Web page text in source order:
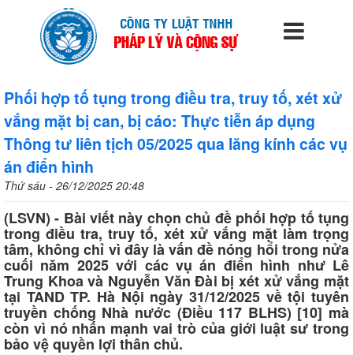
Phối hợp tố tụng trong điều tra, truy tố, xét xử
vắng mặt bị can, bị cáo: Thực tiễn áp dụng
Thông tư liên tịch 05/2025 qua lăng kính các vụ
án điển hình
Thứ sáu - 26/12/2025 20:48
(LSVN) - Bài viết này chọn chủ đề phối hợp tố tụng
trong điều tra, truy tố, xét xử vắng mặt làm trọng
tâm, không chỉ vì đây là vấn đề nóng hổi trong nửa
cuối năm 2025 với các vụ án điển hình như Lê
Trung Khoa và Nguyễn Văn Đài bị xét xử vắng mặt
tại TAND TP. Hà Nội ngày 31/12/2025 về tội tuyên
truyền chống Nhà nước (Điều 117 BLHS) [10] mà
còn vì nó nhấn mạnh vai trò của giới luật sư trong
bảo vệ quyền lợi thân chủ.